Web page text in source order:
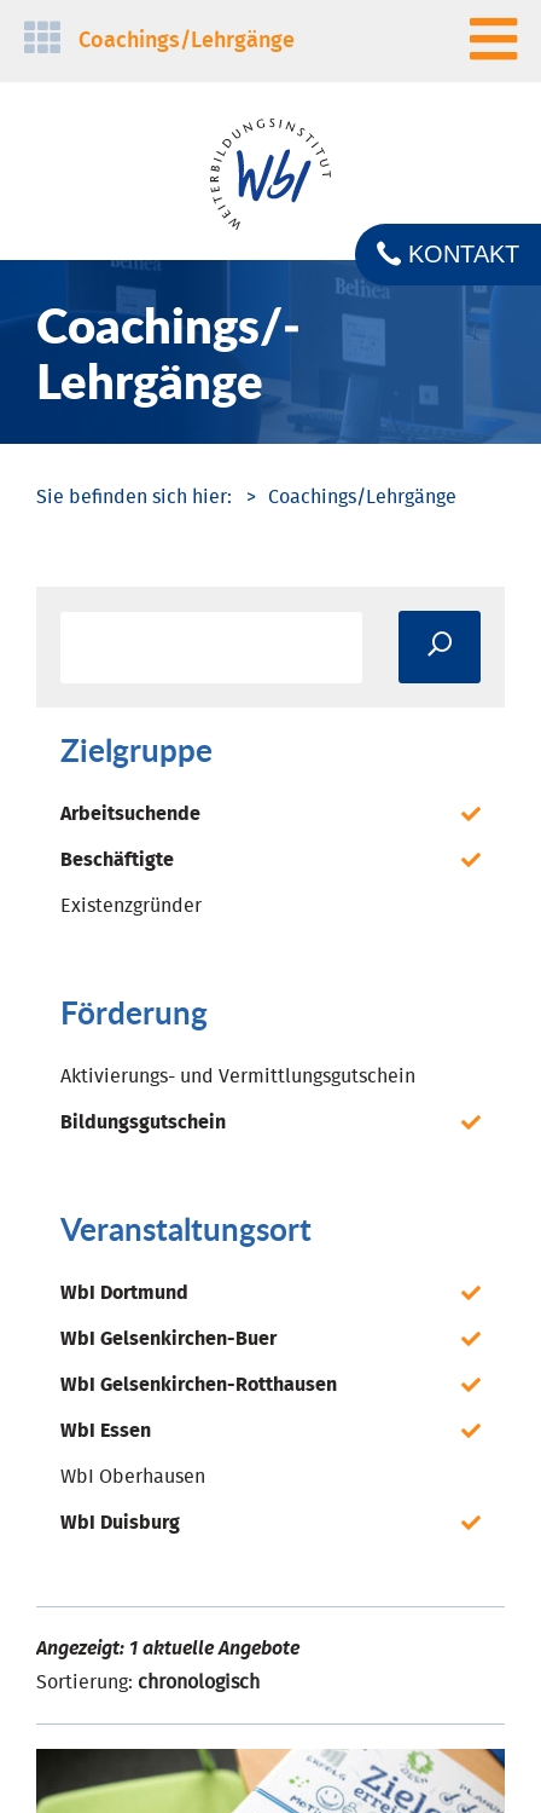
Navigation
Coachings/­Lehrgänge
Coachings/­
Lehrgänge
KONTAKT
Coachings/­Lehrgänge
Zielgruppe
Arbeitsuchende
Beschäftigte
Existenzgründer
Förderung
Aktivierungs- und Vermittlungsgutschein
Bildungsgutschein
Veranstaltungsort
WbI Dortmund
WbI Gelsenkirchen-Buer
WbI Gelsenkirchen-Rotthausen
WbI Essen
WbI Oberhausen
WbI Duisburg
Angezeigt: 1 aktuelle Angebote
Sortierung: chronologisch